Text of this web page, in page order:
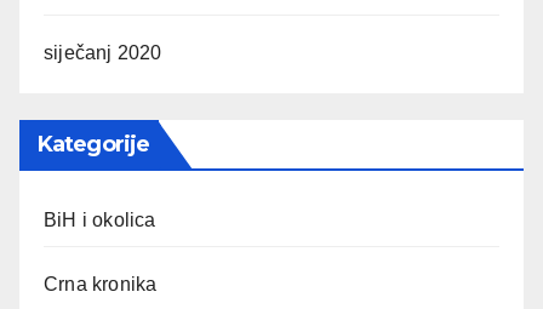
siječanj 2020
Kategorije
BiH i okolica
Crna kronika